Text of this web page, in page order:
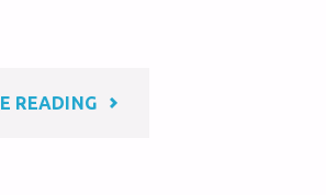
o
READING "再